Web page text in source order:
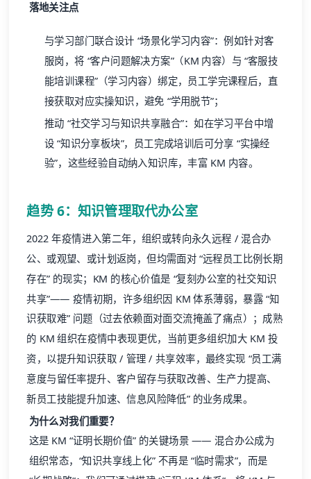
落地关注点
与学习部门联合设计 “场景化学习内容”：例如针对客
服岗，将 “客户问题解决方案”（KM 内容）与 “客服技
能培训课程”（学习内容）绑定，员工学完课程后，直
接获取对应实操知识，避免 “学用脱节”；
推动 “社交学习与知识共享融合”：如在学习平台中增
设 “知识分享板块”，员工完成培训后可分享 “实操经
验”，这些经验自动纳入知识库，丰富 KM 内容。
趋势 6：知识管理取代办公室
2022 年疫情进入第二年，组织或转向永久远程 / 混合办
公、或观望、或计划返岗，但均需面对 “远程员工比例长期
存在” 的现实；KM 的核心价值是 “复刻办公室的社交知识
共享”—— 疫情初期，许多组织因 KM 体系薄弱，暴露 “知
识获取难” 问题（过去依赖面对面交流掩盖了痛点）；成熟
的 KM 组织在疫情中表现更优，当前更多组织加大 KM 投
资，以提升知识获取 / 管理 / 共享效率，最终实现 “员工满
意度与留任率提升、客户留存与获取改善、生产力提高、
新员工技能提升加速、信息风险降低” 的业务成果。
为什么对我们重要？
这是 KM “证明长期价值” 的关键场景 —— 混合办公成为
组织常态，“知识共享线上化” 不再是 “临时需求”，而是